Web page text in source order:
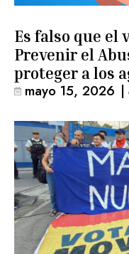
Es falso que el
Prevenir el
proteger a los
mayo 15, 2026 |